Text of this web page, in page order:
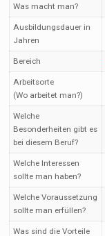
Was macht man?
Ausbildungsdauer in
Jahren
Bereich
Arbeitsorte
(Wo arbeitet man?)
Welche
Besonderheiten gibt es
bei diesem Beruf?
Welche Interessen
sollte man haben?
Welche Voraussetzung
sollte man erfüllen?
Was sind die Vorteile